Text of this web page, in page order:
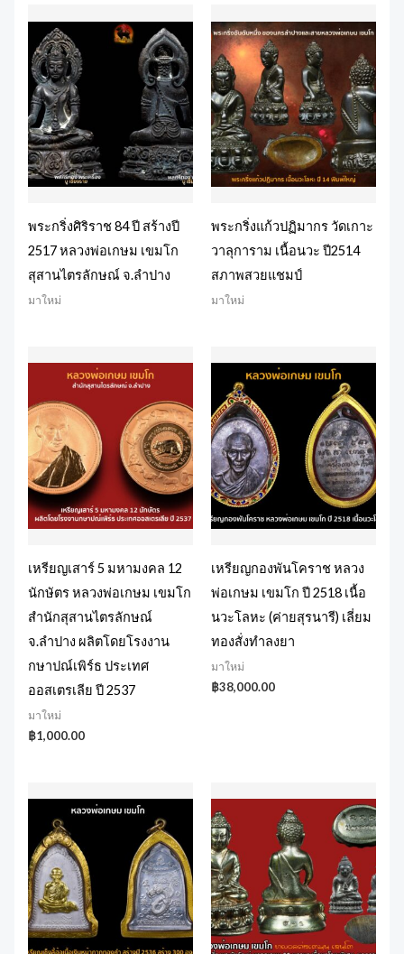
พระกริ่งศิริราช 84 ปี สร้างปี
2517 หลวงพ่อเกษม เขมโก
สุสานไตรลักษณ์ จ.ลำปาง
มาใหม่
พระกริ่งแก้วปฏิมากร วัดเกาะ
วาลุการาม เนื้อนวะ ปี2514
สภาพสวยแชมป์
มาใหม่
เหรียญเสาร์ 5 มหามงคล 12
นักษัตร หลวงพ่อเกษม เขมโก
สำนักสุสานไตรลักษณ์
จ.ลำปาง ผลิตโดยโรงงาน
กษาปณ์เพิร์ธ ประเทศ
ออสเตรเลีย ปี 2537
มาใหม่
฿1,000.00
เหรียญกองพันโคราช หลวง
พ่อเกษม เขมโก ปี 2518 เนื้อ
นวะโลหะ (ค่ายสุรนารี) เลี่ยม
ทองสั่งทำลงยา
มาใหม่
฿38,000.00